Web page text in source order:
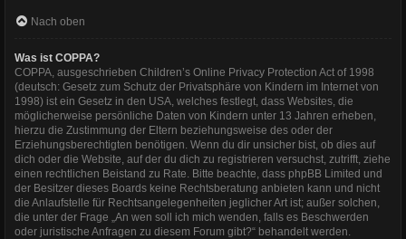
Nach oben
Was ist COPPA?
COPPA, ausgeschrieben Children’s Online Privacy Protection Act of 1998
(deutsch: Gesetz zum Schutz der Privatsphäre von Kindern im Internet von
1998) ist ein Gesetz in den USA, welches festlegt, dass Websites, die
möglicherweise persönliche Daten von Kindern unter 13 Jahren erheben,
hierzu die Zustimmung der Eltern beziehungsweise des oder der
Erziehungsberechtigten benötigen. Wenn du dir unsicher bist, ob dies auf
dich oder die Website, auf der du dich zu registrieren versuchst, zutrifft, ziehe
einen rechtlichen Beistand zu Rate. Bitte beachte, dass phpBB Limited und
der Besitzer dieses Boards keine Rechtsberatung anbieten kann und nicht
die Anlaufstelle für Rechtsangelegenheiten jeglicher Art ist; außer solchen,
die unter der Frage „An wen soll ich mich wenden, falls es Beschwerden
oder juristische Anfragen zu diesem Forum gibt?“ behandelt werden.